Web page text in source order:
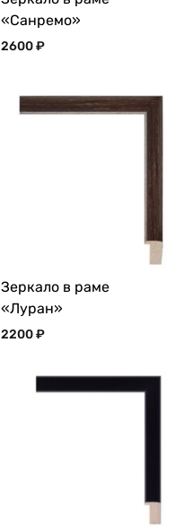
«Санремо»
2600₽
Зеркало в раме
«Луран»
2200₽